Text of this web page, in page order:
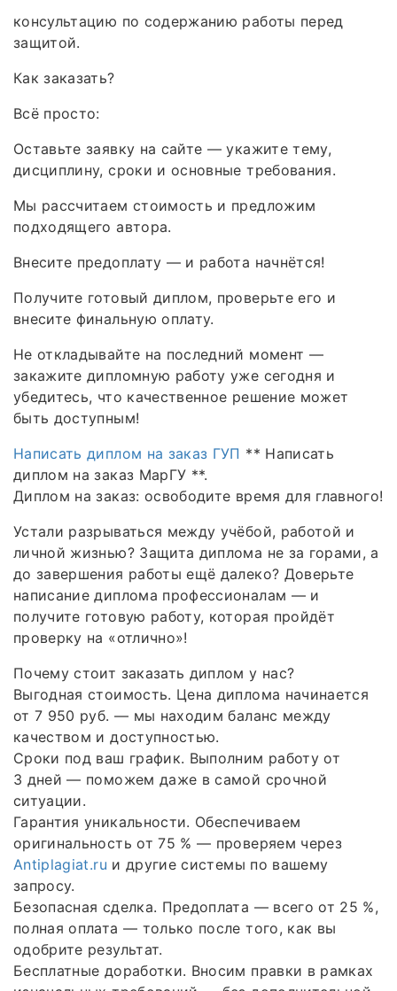
консультацию по содержанию работы перед
защитой.
Как заказать?
Всё просто:
Оставьте заявку на сайте — укажите тему,
дисциплину, сроки и основные требования.
Мы рассчитаем стоимость и предложим
подходящего автора.
Внесите предоплату — и работа начнётся!
Получите готовый диплом, проверьте его и
внесите финальную оплату.
Не откладывайте на последний момент —
закажите дипломную работу уже сегодня и
убедитесь, что качественное решение может
быть доступным!
Написать диплом на заказ ГУП ** Написать
диплом на заказ МарГУ **.
Диплом на заказ: освободите время для главного!
Устали разрываться между учёбой, работой и
личной жизнью? Защита диплома не за горами, а
до завершения работы ещё далеко? Доверьте
написание диплома профессионалам — и
получите готовую работу, которая пройдёт
проверку на «отлично»!
Почему стоит заказать диплом у нас?
Выгодная стоимость. Цена диплома начинается
от 7 950 руб. — мы находим баланс между
качеством и доступностью.
Сроки под ваш график. Выполним работу от
3 дней — поможем даже в самой срочной
ситуации.
Гарантия уникальности. Обеспечиваем
оригинальность от 75 % — проверяем через
Antiplagiat.ru и другие системы по вашему
запросу.
Безопасная сделка. Предоплата — всего от 25 %,
полная оплата — только после того, как вы
одобрите результат.
Бесплатные доработки. Вносим правки в рамках